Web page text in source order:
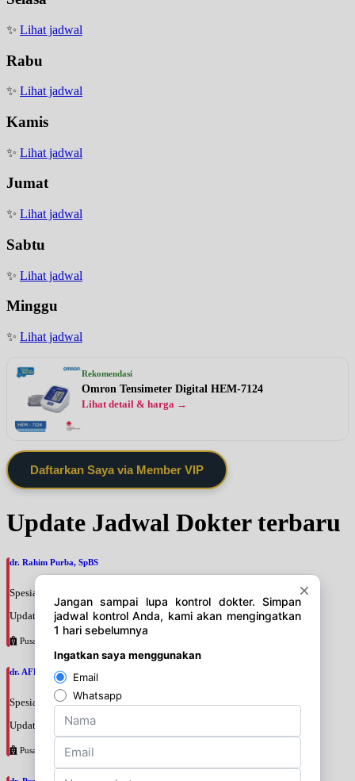
✨ Lihat jadwal
Rabu
✨ Lihat jadwal
Kamis
✨ Lihat jadwal
Jumat
✨ Lihat jadwal
Sabtu
✨ Lihat jadwal
Minggu
✨ Lihat jadwal
Rekomendasi
Omron Tensimeter Digital HEM-7124
Lihat detail & harga →
Daftarkan Saya via Member VIP
Update Jadwal Dokter terbaru
dr. Rahim Purba, SpBS
Spesialis: Bedah Saraf
Update terakhir: 2026-08-06 15:19:02
Pusat Pertamina
dr. AFRIYANTI SANDHI, SpBPRE
Spesialis: Bedah Plastik
Update terakhir: 2026-08-06 15:15:38
Pusat Pertamina